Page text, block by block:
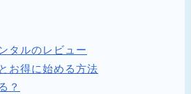
タルのレビュー
お得に始める方法
？